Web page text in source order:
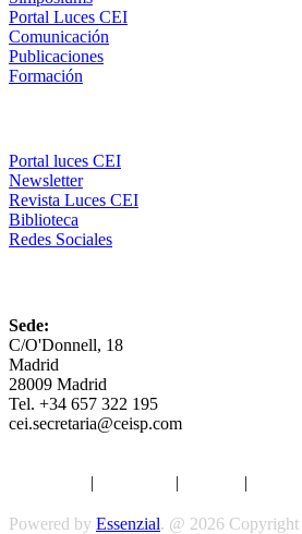
Portal Luces CEI
Comunicación
Publicaciones
Formación
Portal luces CEI
Newsletter
Revista Luces CEI
Biblioteca
Redes Sociales
Sede:
C/O'Donnell, 18
Madrid
28009 Madrid
Tel. +34 657 322 195
cei.secretaria@ceisp.com
| | |
Powered by Essenzial. @ 2026 Copyright